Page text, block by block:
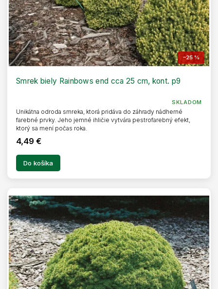
–25 %
Smrek biely Rainbows end cca 25 cm, kont. p9
SKLADOM
4,49 €
Do košíka
Unikátna odroda smreka, ktorá pridáva do záhrady nádherné
farebné prvky. Jeho jemné ihličie vytvára pestrofarebný efekt,
ktorý sa mení počas roka.